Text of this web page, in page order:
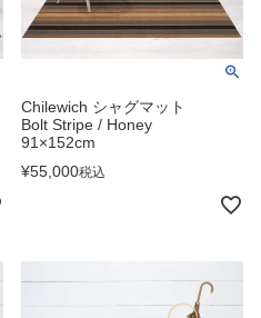
Chilewich シャグマット
Bolt Stripe / Honey
91×152cm
¥55,000税込